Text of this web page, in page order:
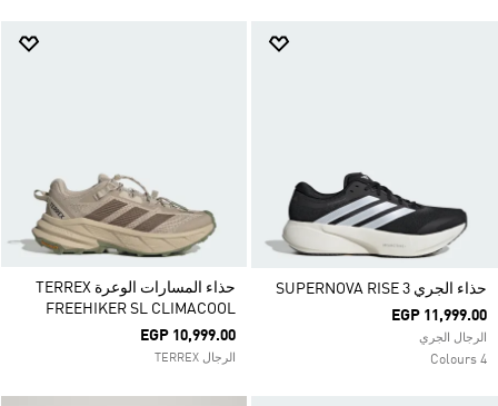
حذاء الجري SUPERNOVA RISE 3
EGP 11,999.00
الرجال الجري
4 Colours
حذاء المسارات الوعرة TERREX
FREEHIKER SL CLIMACOOL
EGP 10,999.00
الرجال TERREX